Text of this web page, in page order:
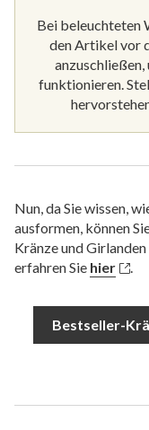
Bei beleuchteten
den Artikel vor
funktionieren.
Nun, da Sie wissen,
ausformen, können
Kränze und
erfahren Sie hier .
Bestseller-